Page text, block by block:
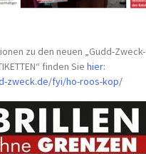
zu den neuen „Gudd-Zweck-
finden Siehier:
zweck.de/fyi/ho-roos-kop/